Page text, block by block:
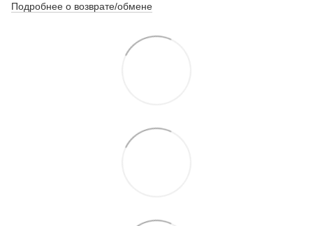
Подробнее о возврате/обмене